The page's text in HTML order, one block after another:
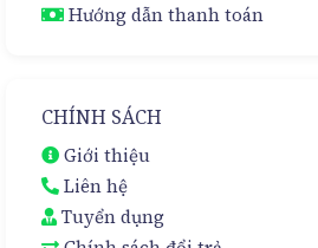
Hướng dẫn thanh toán
CHÍNH SÁCH
Giới thiệu
Liên hệ
Tuyển dụng